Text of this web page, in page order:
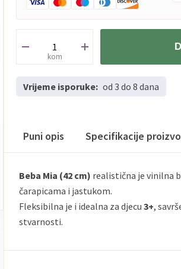
kom
Vrijeme isporuke: od 3 do 8 dana
Puni opis Specifikacije
Beba Mia (42 cm) realistična je vinilna
čarapicama i jastukom.
Fleksibilna je i idealna za djecu 3+,
stvarnosti.